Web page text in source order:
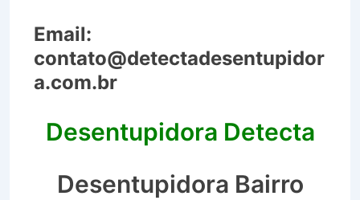
Email:
contato@detectadesentupidor
a.com.br
Desentupidora Detecta
Desentupidora Bairro